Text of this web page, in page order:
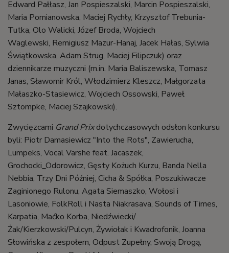
Edward Pałłasz, Jan Pospieszalski, Marcin Pospieszalski,
Maria Pomianowska, Maciej Rychły, Krzysztof Trebunia-
Tutka, Olo Walicki, Józef Broda, Wojciech
Waglewski, Remigiusz Mazur-Hanaj, Jacek Hałas, Sylwia
Świątkowska, Adam Strug, Maciej Filipczuk) oraz
dziennikarze muzyczni (m.in. Maria Baliszewska, Tomasz
Janas, Sławomir Król, Włodzimierz Kleszcz, Małgorzata
Małaszko-Stasiewicz, Wojciech Ossowski, Paweł
Sztompke, Maciej Szajkowski).
Zwycięzcami Grand Prixdotychczasowych odsłon konkursu
byli: Piotr Damasiewicz "Into the Rots", Zawierucha,
Lumpeks, Vocal Varshe feat. Jacaszek,
Grochocki_Odorowicz, Gęsty Kożuch Kurzu, Banda Nella
Nebbia, Trzy Dni Później, Cicha & Spółka, Poszukiwacze
Zaginionego Rulonu, Agata Siemaszko, Wołosi i
Lasoniowie, FolkRoll i Nasta Niakrasava, Sounds of Times,
Karpatia, Maćko Korba, Niedźwiecki/
Żak/Kierzkowski/Pulcyn, Żywiołak i Kwadrofonik, Joanna
Słowińska z zespołem, Odpust Zupełny, Swoją Drogą,